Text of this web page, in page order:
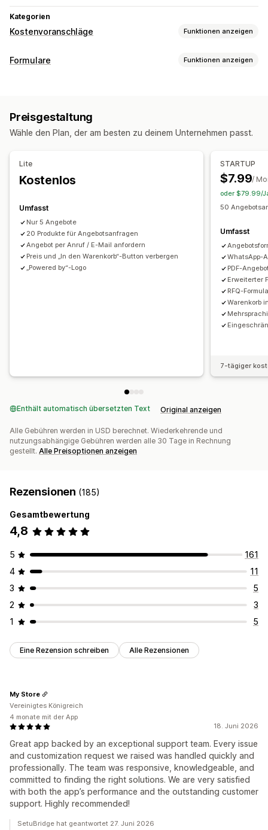
Kategorien
Kostenvoranschläge Funktionen anzeigen
Preisbildungsregeln
Mehrere Währungen
Individuelle Anzeige
Angebotsformular
Rechnungen
Benachrichtigungen
Adminbereich-Benachrichtigungen
Automatische E-Mail-Antworten
Angebotsaktualisierungen
E-Mail-Benachrichtigungen
Formulare Funktionen anzeigen
Anpassung
E-Mail-Antworten
Status-Tracking
Preisgestaltung
Wähle den Plan, der am besten zu deinem Unternehmen passt.
Lite
Kostenlos
Umfasst
Nur 5 Angebote
20 Produkte für Angebotsanfragen
Angebot per Anruf / E-Mail anfordern
Preis und „In den Warenkorb“-Button verbergen
„Powered by“-Logo
STARTUP
$7.99/
oder $79.99/
50
Umfasst
WhatsApp-
PDF-
Erweiterter
RFQ-
Warenkorb
7-tägiger
Enthält automatisch übersetzten Text Original anzeigen
Alle Gebühren werden in USD berechnet. Wiederkehrende und
nutzungsabhängige Gebühren werden alle 30 Tage in Rechnung
gestellt. Alle Preisoptionen anzeigen
Rezensionen (185)
Gesamtbewertung
4,8
5
161
4
11
3
5
2
3
1
5
Eine Rezension schreiben Alle Rezensionen
18. Juni 2026
Great app backed by an exceptional support team. Every issue
and customization request we raised was handled quickly and
professionally. The team was responsive, knowledgeable, and
committed to finding the right solutions. We are very satisfied
with both the app’s performance and the outstanding customer
support. Highly recommended!
My Store
Vereinigtes Königreich
4 monate mit der App
SetuBridge hat geantwortet 27. Juni 2026